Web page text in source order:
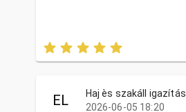
EL
Haj ès szakáll igazítás
2026-06-05 18:20